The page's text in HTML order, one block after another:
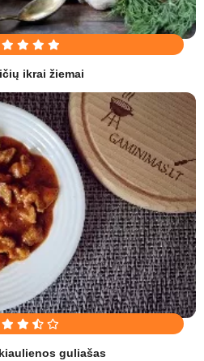
ikrai žiemai
guliašas